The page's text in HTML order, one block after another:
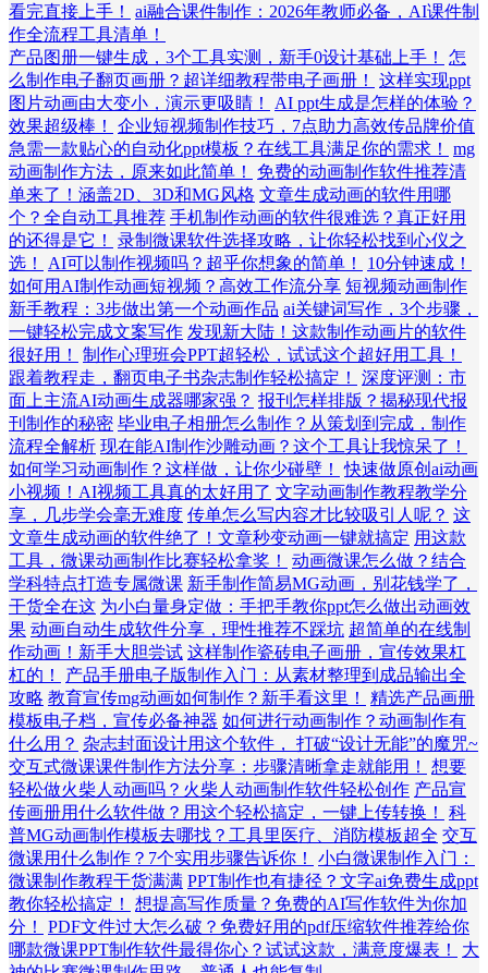
看完直接上手！
ai融合课件制作：2026年教师必备，AI课件制
作全流程工具清单！
产品图册一键生成，3个工具实测，新手0设计基础上手！
怎
么制作电子翻页画册？超详细教程带电子画册！
这样实现ppt
图片动画由大变小，演示更吸睛！
AI ppt生成是怎样的体验？
效果超级棒！
企业短视频制作技巧，7点助力高效传品牌价值
急需一款贴心的自动化ppt模板？在线工具满足你的需求！
mg
动画制作方法，原来如此简单！
免费的动画制作软件推荐清
单来了！涵盖2D、3D和MG风格 文章生成动画的软件用哪
个？全自动工具推荐 手机制作动画的软件很难选？真正好用
的还得是它！
录制微课软件选择攻略，让你轻松找到心仪之
选！
AI可以制作视频吗？超乎你想象的简单！
10分钟速成！
如何用AI制作动画短视频？高效工作流分享 短视频动画制作
新手教程：3步做出第一个动画作品 ai关键词写作，3个步骤，
一键轻松完成文案写作 发现新大陆！这款制作动画片的软件
很好用！
制作心理班会PPT超轻松，试试这个超好用工具！
跟着教程走，翻页电子书杂志制作轻松搞定！
深度评测：市
面上主流AI动画生成器哪家强？ 报刊怎样排版？揭秘现代报
刊制作的秘密 毕业电子相册怎么制作？从策划到完成，制作
流程全解析 现在能AI制作沙雕动画？这个工具让我惊呆了！
如何学习动画制作？这样做，让你少碰壁！
快速做原创ai动画
小视频！AI视频工具真的太好用了 文字动画制作教程教学分
享，几步学会毫无难度 传单怎么写内容才比较吸引人呢？ 这
文章生成动画的软件绝了！文章秒变动画一键就搞定 用这款
工具，微课动画制作比赛轻松拿奖！
动画微课怎么做？结合
学科特点打造专属微课 新手制作简易MG动画，别花钱学了，
干货全在这 为小白量身定做：手把手教你ppt怎么做出动画效
果 动画自动生成软件分享，理性推荐不踩坑 超简单的在线制
作动画！新手大胆尝试 这样制作瓷砖电子画册，宣传效果杠
杠的！
产品手册电子版制作入门：从素材整理到成品输出全
攻略 教育宣传mg动画如何制作？新手看这里！
精选产品画册
模板电子档，宣传必备神器 如何进行动画制作？动画制作有
什么用？ 杂志封面设计用这个软件， 打破“设计无能”的魔咒~
交互式微课课件制作方法分享：步骤清晰拿走就能用！
想要
轻松做火柴人动画吗？火柴人动画制作软件轻松创作 产品宣
传画册用什么软件做？用这个轻松搞定，一键上传转换！
科
普MG动画制作模板去哪找？工具里医疗、消防模板超全 交互
微课用什么制作？7个实用步骤告诉你！
小白微课制作入门：
微课制作教程干货满满 PPT制作也有捷径？文字ai免费生成ppt
教你轻松搞定！
想提高写作质量？免费的AI写作软件为你加
分！
PDF文件过大怎么破？免费好用的pdf压缩软件推荐给你
哪款微课PPT制作软件最得你心？试试这款，满意度爆表！
大